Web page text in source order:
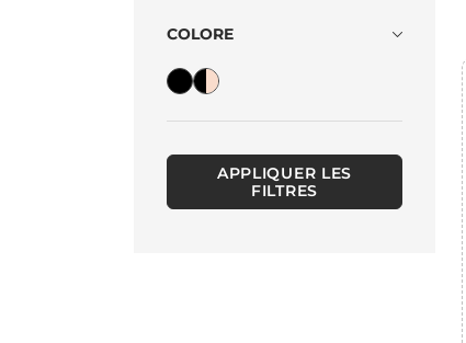
COLORE
APPLIQUER LES
FILTRES